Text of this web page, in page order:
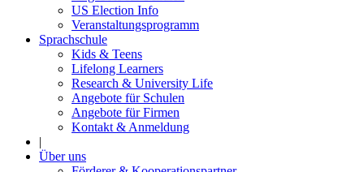
US Election Info
Veranstaltungsprogramm
Sprachschule
Kids & Teens
Lifelong Learners
Research & University Life
Angebote für Schulen
Angebote für Firmen
Kontakt & Anmeldung
|
Über uns